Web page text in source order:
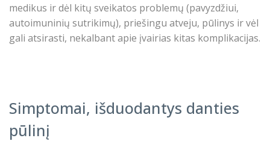
medikus ir dėl kitų sveikatos problemų (pavyzdžiui,
autoimuninių sutrikimų), priešingu atveju, pūlinys ir vėl
gali atsirasti, nekalbant apie įvairias kitas komplikacijas.
Simptomai, išduodantys danties
pūlinį